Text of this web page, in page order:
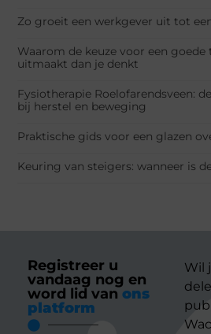
Zo groeit een werkgever uit tot
Waarom de keuze voor een
uitmaakt dan je denkt
Fysiotherapie Roelofarendsveen:
bij herstel en beweging
Praktische gids voor een glazen
Keuring van steigers: wanneer is
Registreer u
vandaag nog en
word lid van ons
platform
Wil